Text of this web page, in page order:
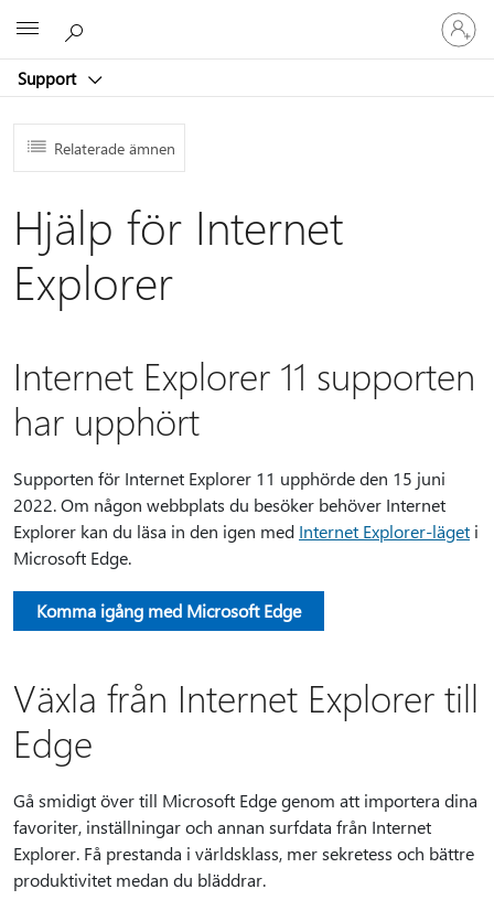
Support
Logga
in
på
konto
Relaterade ämnen
Hjälp för Internet
Explorer
Internet Explorer 11 supporten
har upphört
Supporten för Internet Explorer 11 upphörde den 15 juni
2022. Om någon webbplats du besöker behöver Internet
Explorer kan du läsa in den igen med Internet Explorer-läget i
Microsoft Edge.
Komma igång med Microsoft Edge
Växla från Internet Explorer till
Edge
Gå smidigt över till Microsoft Edge genom att importera dina
favoriter, inställningar och annan surfdata från Internet
Explorer. Få prestanda i världsklass, mer sekretess och bättre
produktivitet medan du bläddrar.